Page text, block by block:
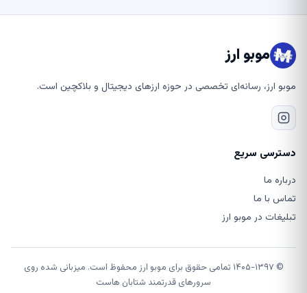
موبو ارز
موبو ارز، رسانه‌ای تخصصی در حوزه ارزهای دیجیتال و بلاکچین است.
دسترسی سریع
درباره ما
تماس با ما
تبلیغات در موبو ارز
© ۱۴۰۵-۱۳۹۷ تمامی حقوق برای موبو ارز محفوظ است. میزبانی شده روی
سرورهای قدرتمند شتابان هاست